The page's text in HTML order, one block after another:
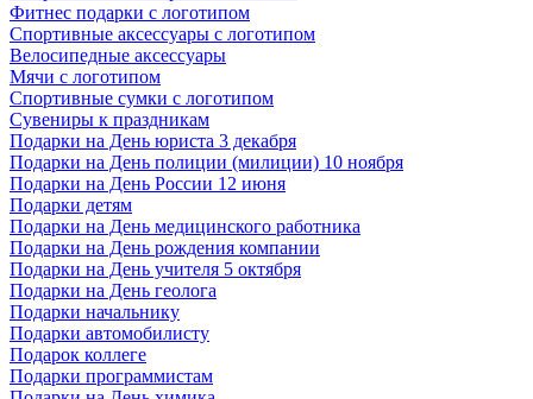
Фитнес подарки с логотипом
Спортивные аксессуары с логотипом
Велосипедные аксессуары
Мячи с логотипом
Спортивные сумки с логотипом
Сувениры к праздникам
Подарки на День юриста 3 декабря
Подарки на День полиции (милиции) 10 ноября
Подарки на День России 12 июня
Подарки детям
Подарки на День медицинского работника
Подарки на День рождения компании
Подарки на День учителя 5 октября
Подарки на День геолога
Подарки начальнику
Подарки автомобилисту
Подарок коллеге
Подарки программистам